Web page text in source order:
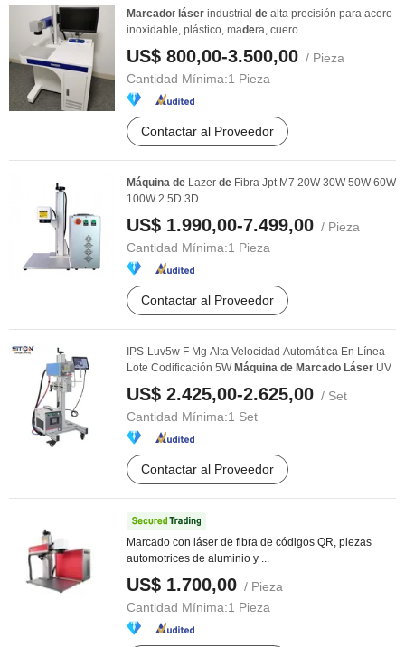
Marcador láser industrial de alta precisión para acero
inoxidable, plástico, madera, cuero
US$ 800,00-3.500,00 / Pieza
Cantidad Mínima:1 Pieza
Contactar al Proveedor
Máquina de Lazer de Fibra Jpt M7 20W 30W 50W 60W
100W 2.5D 3D
US$ 1.990,00-7.499,00 / Pieza
Cantidad Mínima:1 Pieza
Contactar al Proveedor
IPS-Luv5w F Mg Alta Velocidad Automática En Línea
Lote Codificación 5W Máquina de Marcado Láser UV
US$ 2.425,00-2.625,00 / Set
Cantidad Mínima:1 Set
Contactar al Proveedor
Marcado con láser de fibra de códigos QR, piezas
automotrices de aluminio y ...
US$ 1.700,00 / Pieza
Cantidad Mínima:1 Pieza